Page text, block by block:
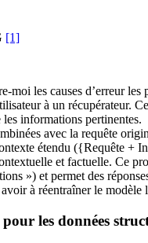
[1]
moi les causes d’erreur les
à un récupérateur.
les informations pertinentes.
avec la requête
étendu ({Requête +
et factuelle. Ce
») et permet des
à réentraîner le modèle
les données